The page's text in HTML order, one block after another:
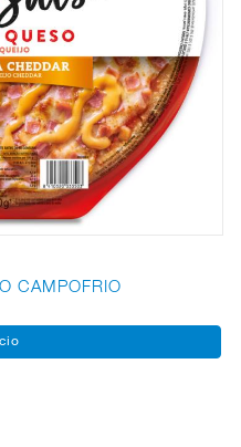
CAMPOFRIO